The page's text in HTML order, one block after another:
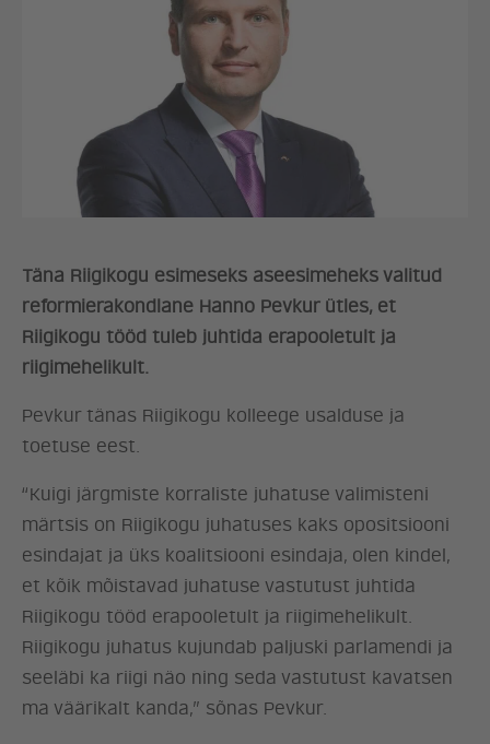
ERAKOND
Täna Riigikogu esimeseks aseesimeheks valitud
reformierakondlane Hanno Pevkur ütles, et
Riigikogu tööd tuleb juhtida erapooletult ja
riigimehelikult.
Pevkur tänas Riigikogu kolleege usalduse ja
toetuse eest.
“Kuigi järgmiste korraliste juhatuse valimisteni
märtsis on Riigikogu juhatuses kaks opositsiooni
esindajat ja üks koalitsiooni esindaja, olen kindel,
et kõik mõistavad juhatuse vastutust juhtida
Riigikogu tööd erapooletult ja riigimehelikult.
Riigikogu juhatus kujundab paljuski parlamendi ja
seeläbi ka riigi näo ning seda vastutust kavatsen
ma väärikalt kanda,” sõnas Pevkur.